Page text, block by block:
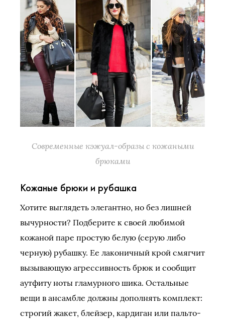
Современные кэжуал-образы с кожаными
брюками
Кожаные брюки и рубашка
Хотите выглядеть элегантно, но без лишней
вычурности? Подберите к своей любимой
кожаной паре простую белую (серую либо
черную) рубашку. Ее лаконичный крой смягчит
вызывающую агрессивность брюк и сообщит
аутфиту ноты гламурного шика. Остальные
вещи в ансамбле должны дополнять комплект:
строгий жакет, блейзер, кардиган или пальто-